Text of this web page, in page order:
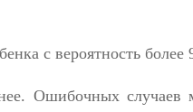
с вероятность более
Ошибочных случаев